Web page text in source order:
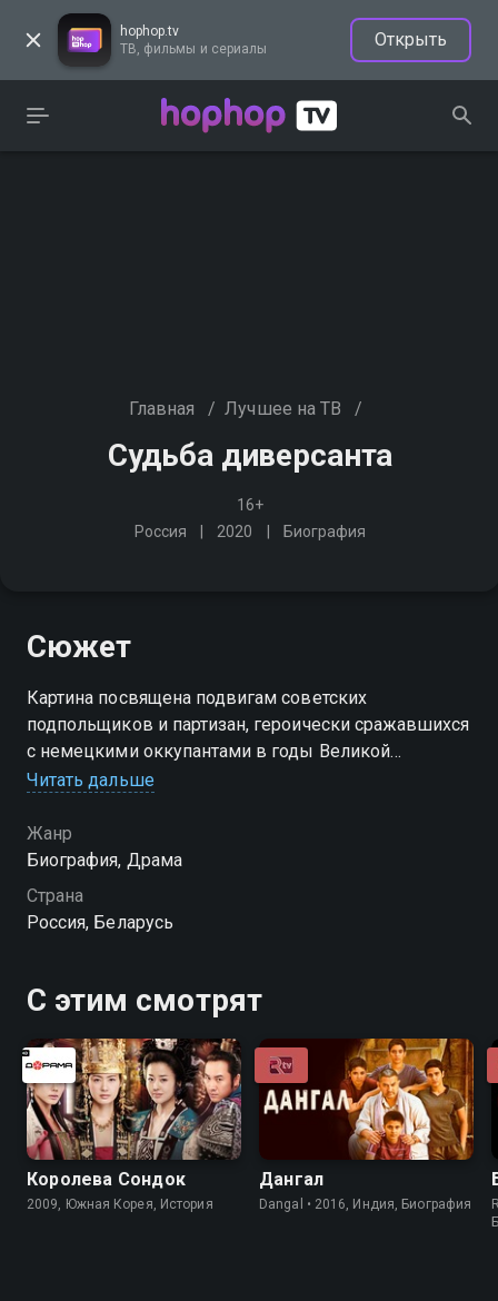
hophop.tv
ТВ, фильмы и сериалы
Открыть
Главная / Лучшее на ТВ /
Судьба диверсанта
16+
Россия
2020 Биография
Сюжет
Картина посвящена подвигам советских
подпольщиков и партизан, героически сражавшихся
с немецкими оккупантами в годы Великой
Отечественной войны
Читать дальше
Жанр
Биография, Драма
Страна
Россия, Беларусь
С этим смотрят
Королева Сондок
2009, Южная Корея, История
Дангал
Dangal • 2016, Индия, Биография